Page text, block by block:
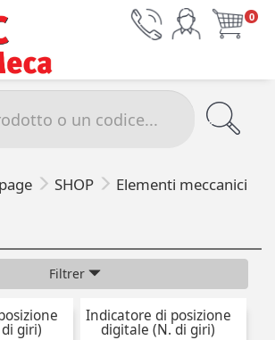
0
SHOP
Elementi meccanici
Filtrer
giri)
Indicatore di posizione
digitale (N. di giri)